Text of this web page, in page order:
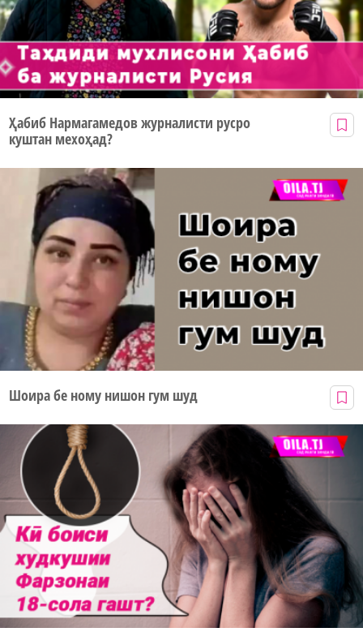
Ҳабиб Нармагамедов журналисти русро
куштан мехоҳад?
Шоира бе ному нишон гум шуд